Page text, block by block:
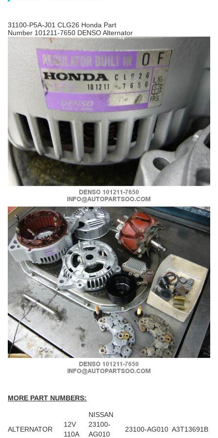
31100-P5A-J01 CLG26 Honda Part
Number 101211-7650 DENSO Alternator
MORE PART NUMBERS:
ALTERNATOR
12V
110A
NISSAN
23100-
AG010
23100-AG010 A3T13691B